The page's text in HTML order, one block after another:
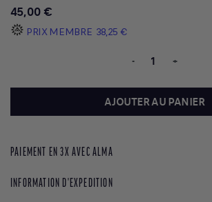
45,00 €
PRIX MEMBRE 38,25 €
- +
AJOUTER AU PANIER
PAIEMENT EN 3X AVEC ALMA
INFORMATION D'EXPEDITION